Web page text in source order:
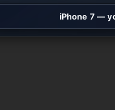
iPhone 7 —